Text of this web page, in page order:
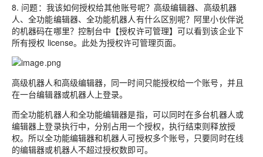
8. 问题：我该如何授权给其他账号呢？高级编辑器、高级机器
人、全功能编辑器、全功能机器人有什么区别呢？阿里小伙伴说
的机器码在哪里？控制台中【授权许可管理】可以看到该企业下
所有授权 license。此处为授权许可管理页面。
高级机器人和高级编辑器，同一时间只能授权给一个账号，并且
在一台编辑器或机器人上登录。
而全功能机器人和全功能编辑器是指，可以同时在多台机器人或
编辑器上登录执行中，分别占用一个授权，执行结束则释放授
权。所以全功能编辑器和机器人可授权多个账号，只要同时在线
的编辑器或机器人不超过授权数即可。